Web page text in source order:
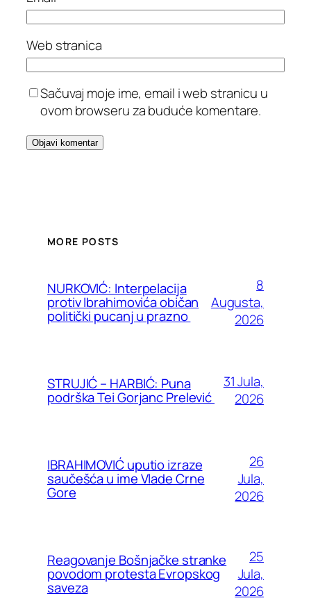
Web stranica
Sačuvaj moje ime, email i web stranicu u
ovom browseru za buduće komentare.
MORE POSTS
NURKOVIĆ: Interpelacija
protiv Ibrahimovića običan
politički pucanj u prazno
8
Augusta,
2026
STRUJIĆ – HARBIĆ: Puna
podrška Tei Gorjanc Prelević
31 Jula,
2026
IBRAHIMOVIĆ uputio izraze
saučešća u ime Vlade Crne
Gore
26
Jula,
2026
Reagovanje Bošnjačke stranke
povodom protesta Evropskog
saveza
25
Jula,
2026